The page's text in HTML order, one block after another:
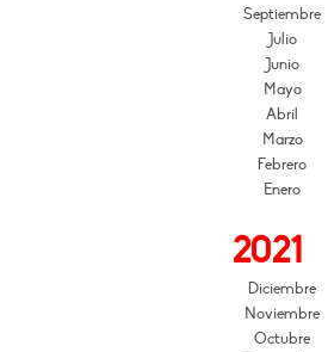
Septiembre
Julio
Junio
Mayo
Abril
Marzo
Febrero
Enero
2021
Diciembre
Noviembre
Octubre